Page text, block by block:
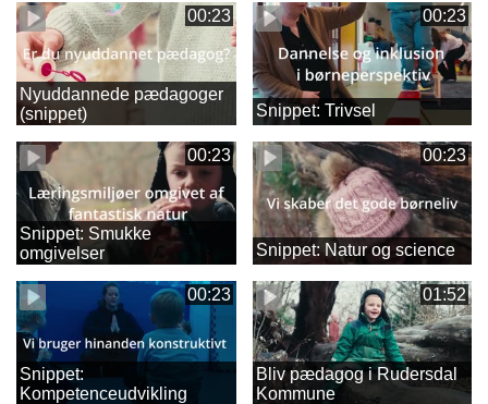
00:23
Nyuddannede pædagoger
(snippet)
00:23
Snippet: Trivsel
00:23
Snippet: Smukke
omgivelser
00:23
Snippet: Natur og science
00:23
Snippet:
Kompetenceudvikling
01:52
Bliv pædagog i Rudersdal
Kommune